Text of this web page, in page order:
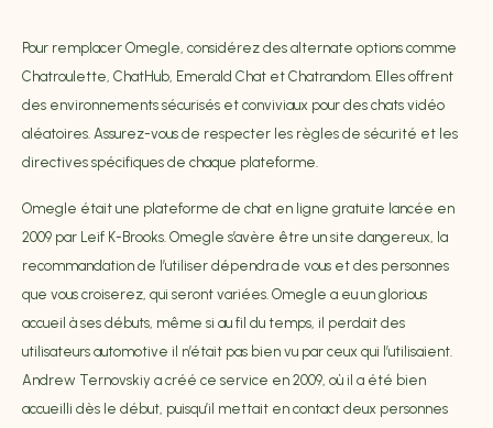
Pour remplacer Omegle, considérez des alternate options comme
Chatroulette, ChatHub, Emerald Chat et Chatrandom. Elles offrent
des environnements sécurisés et conviviaux pour des chats vidéo
aléatoires. Assurez-vous de respecter les règles de sécurité et les
directives spécifiques de chaque plateforme.
Omegle était une plateforme de chat en ligne gratuite lancée en
2009 par Leif K-Brooks. Omegle s’avère être un site dangereux, la
recommandation de l’utiliser dépendra de vous et des personnes
que vous croiserez, qui seront variées. Omegle a eu un glorious
accueil à ses débuts, même si au fil du temps, il perdait des
utilisateurs automotive il n’était pas bien vu par ceux qui l’utilisaient.
Andrew Ternovskiy a créé ce service en 2009, où il a été bien
accueilli dès le début, puisqu’il mettait en contact deux personnes